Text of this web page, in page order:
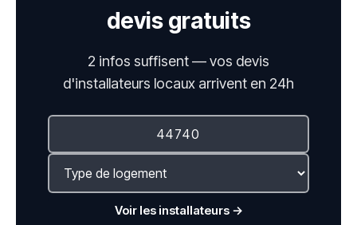
devis gratuits
2 infos suffisent — vos devis
d'installateurs locaux arrivent en 24h
Voir les installateurs →